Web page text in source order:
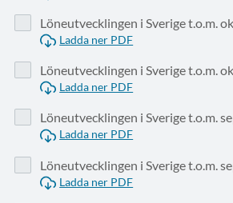
Löneutvecklingen i Sverige t.o.m.
Ladda ner PDF
Löneutvecklingen i Sverige t.o.m.
Ladda ner PDF
Löneutvecklingen i Sverige t.o.m.
Ladda ner PDF
Löneutvecklingen i Sverige t.o.m.
Ladda ner PDF